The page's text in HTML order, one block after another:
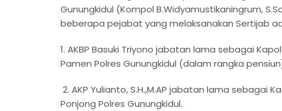
Gunungkidul (Kompol B.Widyamustikaningrum,
beberapa pejabat yang melaksanakan Sertijab
1. AKBP Basuki Triyono jabatan lama sebagai
Pamen Polres Gunungkidul (dalam rangka
2. AKP Yulianto, S.H.,M.AP jabatan lama sebagai
Ponjong Polres Gunungkidul.